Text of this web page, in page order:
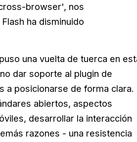
browser', nos
ha disminuido
una vuelta de tuerca en
dar soporte al plugin de
a posicionarse de forma clara.
abiertos, aspectos
desarrollar la interacción
razones - una resistencia